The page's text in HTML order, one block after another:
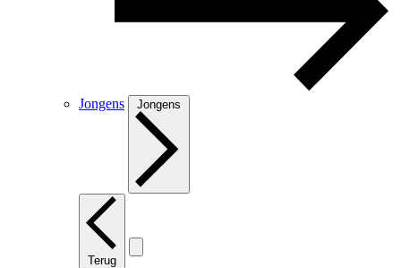
Jongens Jongens
Terug